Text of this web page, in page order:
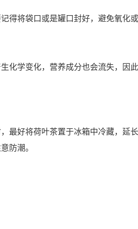
得将袋口或是罐口封好，避免氧化
化学变化，营养成分也会流失，因
最好将荷叶茶置于冰箱中冷藏，延
防潮。